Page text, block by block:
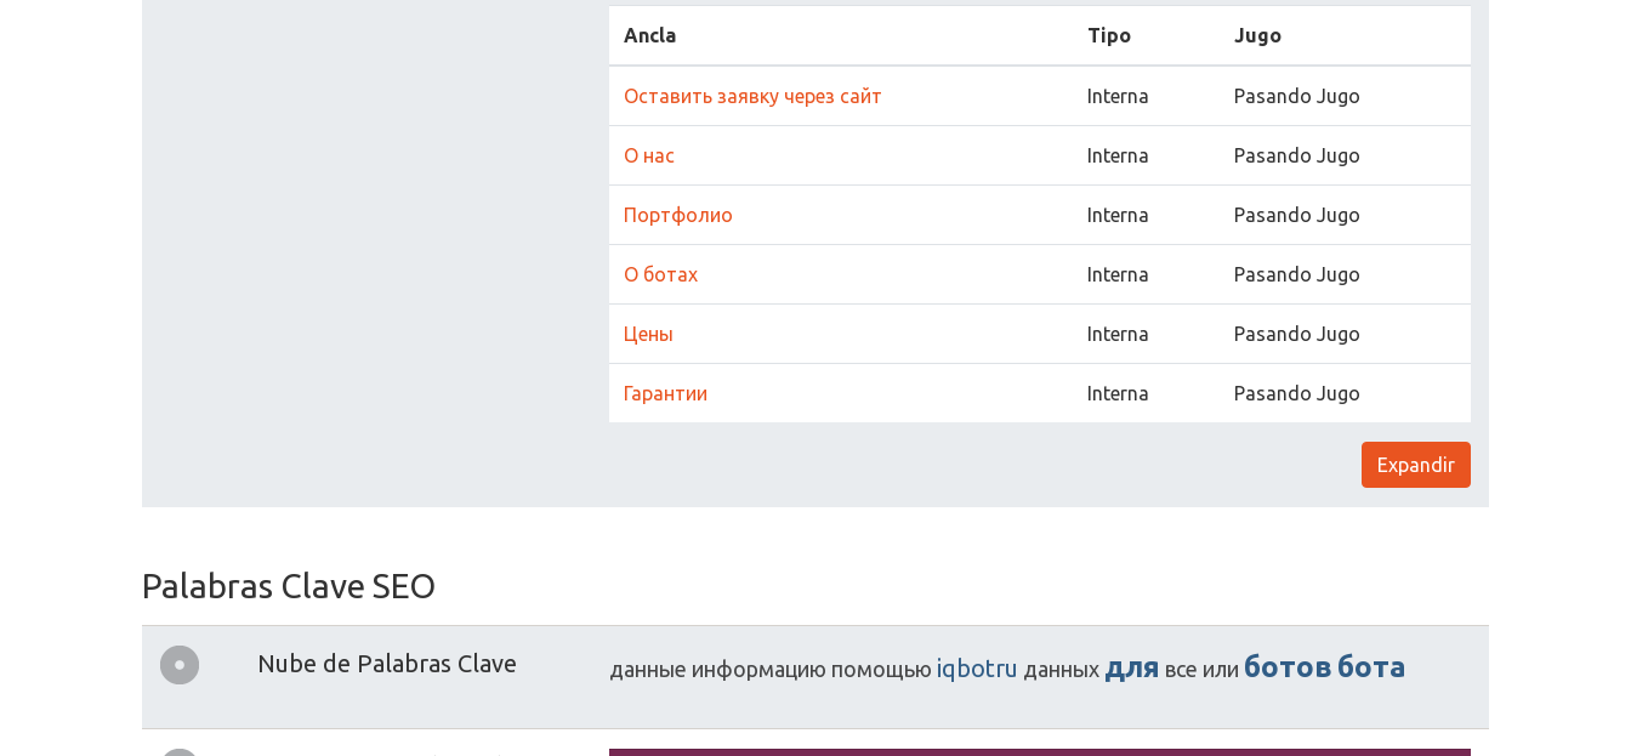
Ancla Tipo Jugo
Оставить заявку через сайт Interna Pasando Jugo
О нас Interna Pasando Jugo
Портфолио Interna Pasando Jugo
О ботах Interna Pasando Jugo
Цены Interna Pasando Jugo
Гарантии Interna Pasando Jugo
Expandir
Palabras Clave SEO
Nube de Palabras Clave данные информацию помощью iqbotru данных для все или ботов бота